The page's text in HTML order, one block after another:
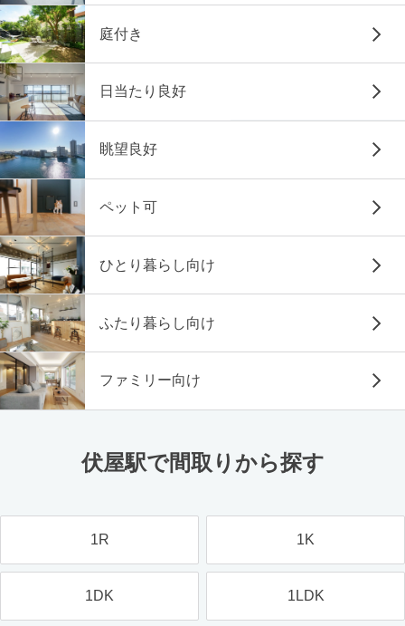
庭付き
日当たり良好
眺望良好
ペット可
ひとり暮らし向け
ふたり暮らし向け
ファミリー向け
伏屋駅で間取りから探す
1R 1K
1DK 1LDK